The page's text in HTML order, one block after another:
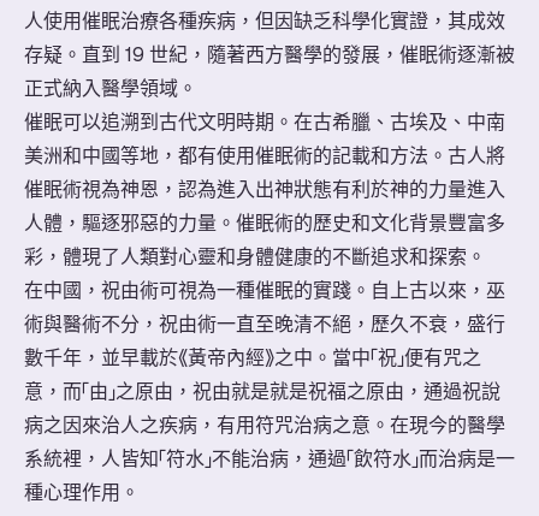
人使用催眠治療各種疾病，但因缺乏科學化實證，其成效
存疑。直到 19 世紀，隨著西方醫學的發展，催眠術逐漸被
正式納入醫學領域。
催眠可以追溯到古代文明時期。在古希臘、古埃及、中南
美洲和中國等地，都有使用催眠術的記載和方法。古人將
催眠術視為神恩，認為進入出神狀態有利於神的力量進入
人體，驅逐邪惡的力量。催眠術的歷史和文化背景豐富多
彩，體現了人類對心靈和身體健康的不斷追求和探索。
在中國，祝由術可視為一種催眠的實踐。自上古以來，巫
術與醫術不分，祝由術一直至晚清不絕，歷久不衰，盛行
數千年，並早載於《黃帝內經》之中。當中「祝」便有咒之
意，而「由」之原由，祝由就是就是祝福之原由，通過祝說
病之因來治人之疾病，有用符咒治病之意。在現今的醫學
系統裡，人皆知「符水」不能治病，通過「飲符水」而治病是一
種心理作用。